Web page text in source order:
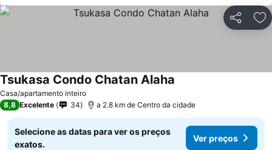
Partilhar
Casa/apartamento inteiro
Tsukasa Condo Chatan Alaha
8,8 Excelente 34 a 2.8 km de Centro da cidade
Selecione as datas para ver os preços
exatos.
Ver preços